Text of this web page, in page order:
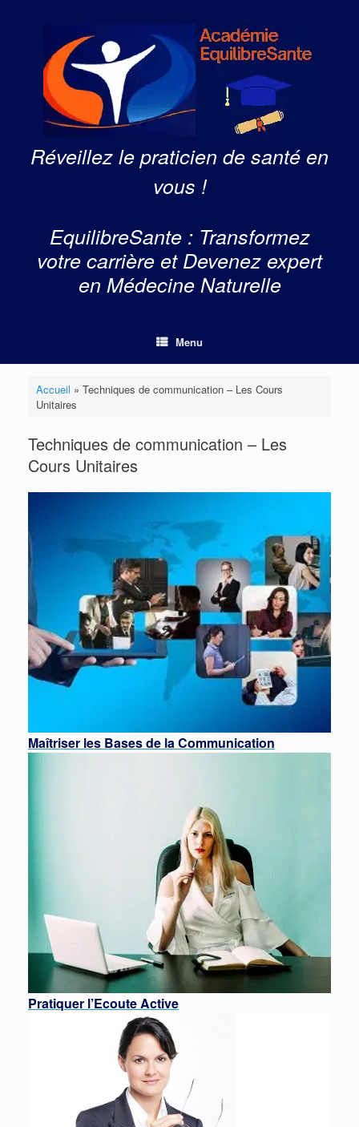
Réveillez le praticien de santé en
vous !
EquilibreSante : Transformez
votre carrière et Devenez expert
en Médecine Naturelle
Menu
Accueil » Techniques de communication – Les Cours
Unitaires
Techniques de communication – Les
Cours Unitaires
Maîtriser les Bases de la Communication
Pratiquer l’Ecoute Active